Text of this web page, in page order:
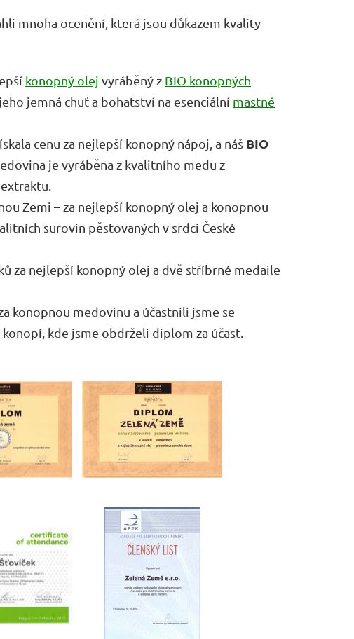
mnoha ocenění, která jsou důkazem kvality
konopný olej vyráběný z BIO konopných
jemná chuť a bohatství na esenciální mastné
cenu za nejlepší konopný nápoj, a náš BIO
je vyráběna z kvalitního medu z
Zemi – za nejlepší konopný olej a konopnou
surovin pěstovaných v srdci České
za nejlepší konopný olej a dvě stříbrné medaile
konopnou medovinu a účastnili jsme se
kde jsme obdrželi diplom za účast.